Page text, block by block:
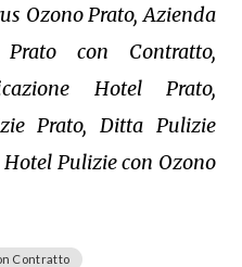
Ozono Prato, Azienda
con Contratto,
Hotel Prato,
Prato, Ditta Pulizie
Pulizie con Ozono
Contratto